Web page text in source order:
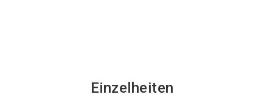
Einzelheiten